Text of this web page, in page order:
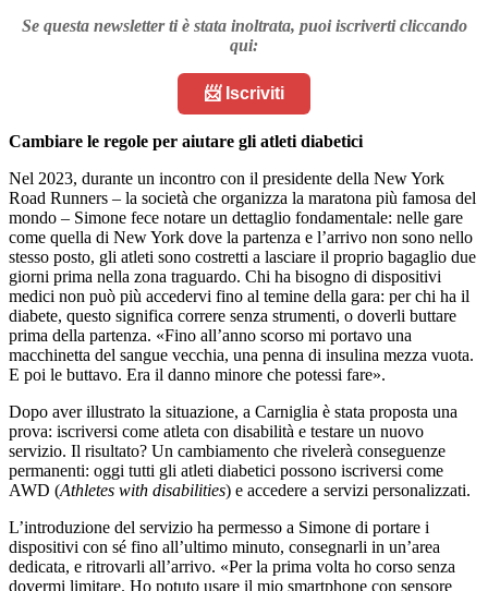
Se questa newsletter ti è stata inoltrata, puoi iscriverti cliccando
qui:
📨 Iscriviti
Cambiare le regole per aiutare gli atleti diabetici
Nel 2023, durante un incontro con il presidente della New York
Road Runners – la società che organizza la maratona più famosa del
mondo – Simone fece notare un dettaglio fondamentale: nelle gare
come quella di New York dove la partenza e l’arrivo non sono nello
stesso posto, gli atleti sono costretti a lasciare il proprio bagaglio due
giorni prima nella zona traguardo. Chi ha bisogno di dispositivi
medici non può più accedervi fino al temine della gara: per chi ha il
diabete, questo significa correre senza strumenti, o doverli buttare
prima della partenza. «Fino all’anno scorso mi portavo una
macchinetta del sangue vecchia, una penna di insulina mezza vuota.
E poi le buttavo. Era il danno minore che potessi fare».
Dopo aver illustrato la situazione, a Carniglia è stata proposta una
prova: iscriversi come atleta con disabilità e testare un nuovo
servizio. Il risultato? Un cambiamento che rivelerà conseguenze
permanenti: oggi tutti gli atleti diabetici possono iscriversi come
AWD (Athletes with disabilities) e accedere a servizi personalizzati.
L’introduzione del servizio ha permesso a Simone di portare i
dispositivi con sé fino all’ultimo minuto, consegnarli in un’area
dedicata, e ritrovarli all’arrivo. «Per la prima volta ho corso senza
dovermi limitare. Ho potuto usare il mio smartphone con sensore